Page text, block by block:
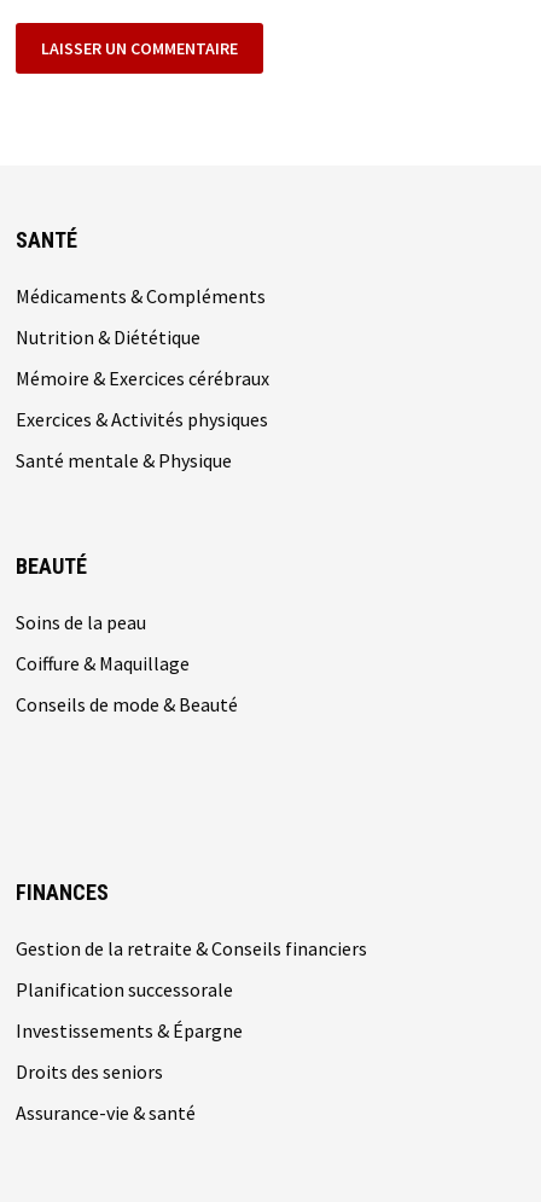
SANTÉ
Médicaments & Compléments
Nutrition & Diététique
Mémoire & Exercices cérébraux
Exercices & Activités physiques
Santé mentale & Physique
BEAUTÉ
Soins de la peau
Coiffure & Maquillage
Conseils de mode & Beauté
FINANCES
Gestion de la retraite & Conseils financiers
Planification successorale
Investissements & Épargne
Droits des seniors
Assurance-vie & santé